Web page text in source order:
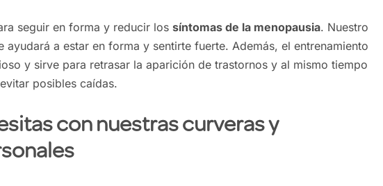
seguir en forma y reducir los síntomas de la menopausia. Nuestro
ayudará a estar en forma y sentirte fuerte. Además, el entrenamiento
y sirve para retrasar la aparición de trastornos y al mismo tiempo
posibles caídas.
con nuestras curveras y